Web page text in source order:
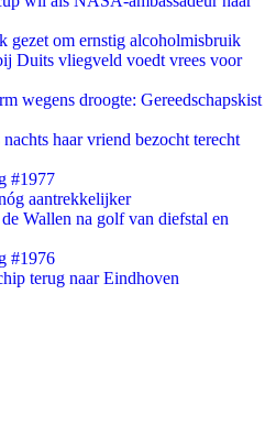
gezet om ernstig alcoholmisbruik
Duits vliegveld voedt vrees voor
wegens droogte: Gereedschapskist
haar vriend bezocht terecht
#1977
aantrekkelijker
Wallen na golf van diefstal en
#1976
terug naar Eindhoven